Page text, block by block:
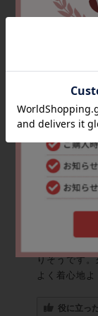
サイズ: S
生地の厚さ
着用感 タ
体感温度
とても良
実は間違っ
出来ず、泣
いポリエス
かったです
間違えたの
りそうです
よく着心地
役に立っ